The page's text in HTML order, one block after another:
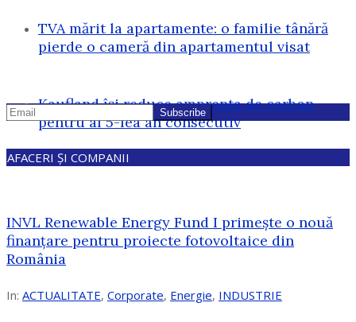
TVA mărit la apartamente: o familie tânără
pierde o cameră din apartamentul visat
Kaufland își reduce amprenta de carbon
pentru al 5-lea an consecutiv
AFACERI ȘI COMPANII
INVL Renewable Energy Fund I primește o nouă
finanțare pentru proiecte fotovoltaice din
România
In: ACTUALITATE, Corporate, Energie, INDUSTRIE